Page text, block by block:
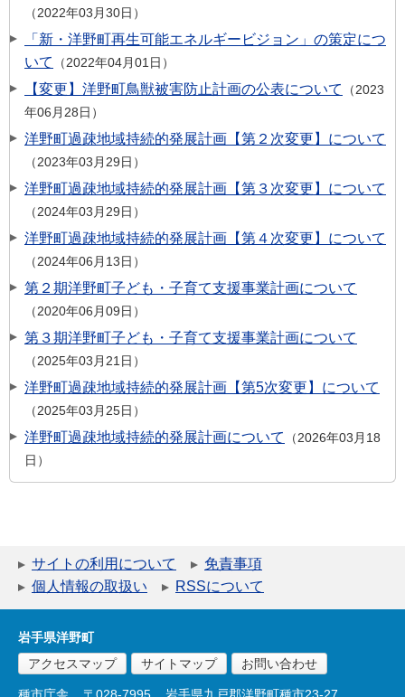
2022年03月30日
「新・洋野町再生可能エネルギービジョン」の策定につ
いて
2022年04月01日
【変更】洋野町鳥獣被害防止計画の公表について
2023
年06月28日
洋野町過疎地域持続的発展計画【第２次変更】について
2023年03月29日
洋野町過疎地域持続的発展計画【第３次変更】について
2024年03月29日
洋野町過疎地域持続的発展計画【第４次変更】について
2024年06月13日
第２期洋野町子ども・子育て支援事業計画について
2020年06月09日
第３期洋野町子ども・子育て支援事業計画について
2025年03月21日
洋野町過疎地域持続的発展計画【第5次変更】について
2025年03月25日
洋野町過疎地域持続的発展計画について
2026年03月18
日
サイトの利用について
免責事項
個人情報の取扱い
RSSについて
岩手県洋野町
アクセスマップ
サイトマップ お問い合わせ